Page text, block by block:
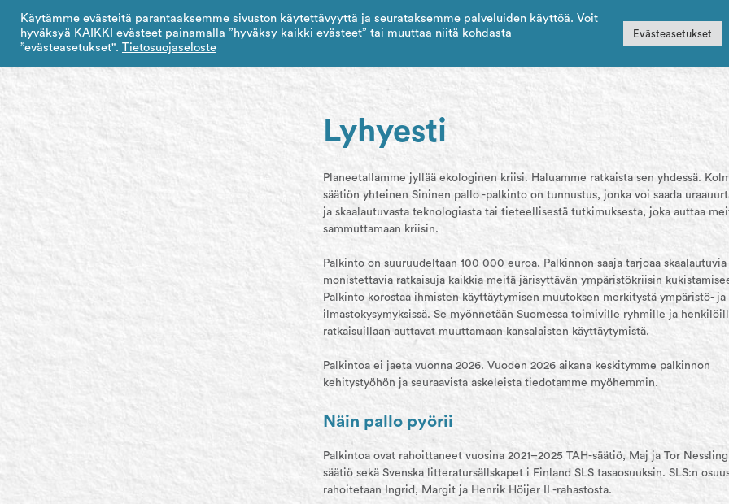
content
Lyhyesti
Planeetallamme jyllää ekologinen kriisi. Haluamme ratkaista sen yhdessä.
säätiön yhteinen Sininen pallo -palkinto on tunnustus, jonka voi saada
ja skaalautuvasta teknologiasta tai tieteellisestä tutkimuksesta, joka auttaa
sammuttamaan kriisin.
Palkinto on suuruudeltaan 100 000 euroa. Palkinnon saaja tarjoaa
monistettavia ratkaisuja kaikkia meitä järisyttävän ympäristökriisin
Palkinto korostaa ihmisten käyttäytymisen muutoksen merkitystä ympäristö- ja
ilmastokysymyksissä. Se myönnetään Suomessa toimiville ryhmille ja
ratkaisuillaan auttavat muuttamaan kansalaisten käyttäytymistä.
Palkintoa ei jaeta vuonna 2026. Vuoden 2026 aikana keskitymme palkinnon
kehitystyöhön ja seuraavista askeleista tiedotamme myöhemmin.
Näin pallo pyörii
Palkintoa ovat rahoittaneet vuosina 2021–2025 TAH-säätiö, Maj ja Tor
säätiö sekä Svenska litteratursällskapet i Finland SLS tasaosuuksin. SLS:n
rahoitetaan Ingrid, Margit ja Henrik Höijer II -rahastosta.
Käytämme evästeitä parantaaksemme sivuston käytettävyyttä ja seurataksemme palveluiden käyttöä. Voit
hyväksyä KAIKKI evästeet painamalla ”hyväksy kaikki evästeet” tai muuttaa niitä kohdasta
”evästeasetukset". Tietosuojaseloste
Evästeasetukset